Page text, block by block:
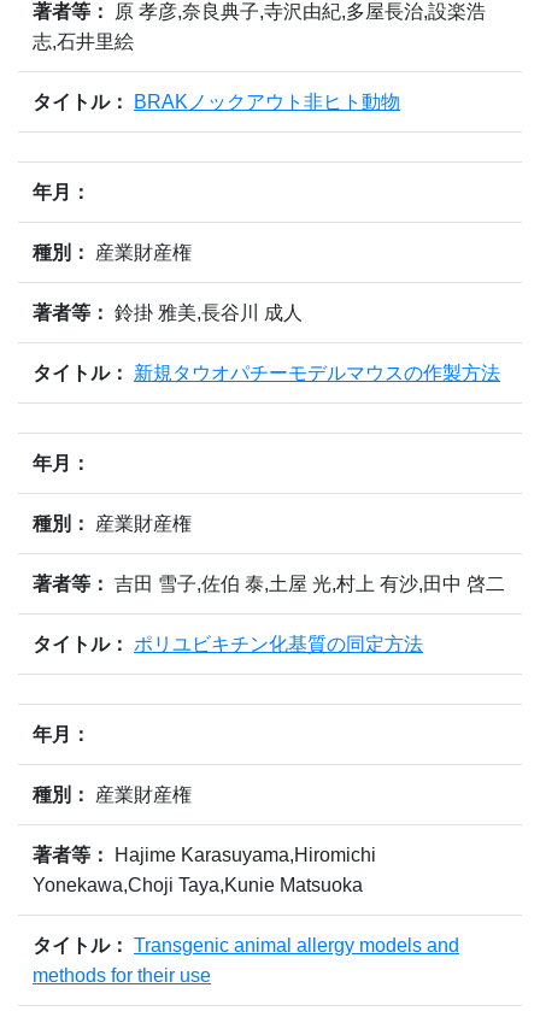
著者等：
原 孝彦,奈良典子,寺沢由紀,多屋長治,設楽浩
志,石井里絵
タイトル： BRAKノックアウト非ヒト動物
年月：
種別： 産業財産権
著者等： 鈴掛 雅美,長谷川 成人
タイトル： 新規タウオパチーモデルマウスの作製方法
年月：
種別： 産業財産権
著者等： 吉田 雪子,佐伯 泰,土屋 光,村上 有沙,田中 啓二
タイトル： ポリユビキチン化基質の同定方法
年月：
種別： 産業財産権
著者等：
Hajime Karasuyama,Hiromichi
Yonekawa,Choji Taya,Kunie Matsuoka
タイトル： Transgenic animal allergy models and
methods for their use